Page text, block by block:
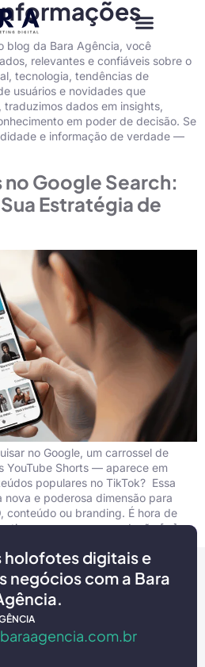
blog da Bara Agência, você
relevantes e confiáveis sobre o
tecnologia, tendências de
usuários e novidades que
dados em insights,
em poder de decisão. Se
e informação de verdade —
no Google Search:
Estratégia de
no Google, um carrossel de
YouTube Shorts — aparece em
populares no TikTok? Essa
e poderosa dimensão para
conteúdo ou branding. É hora de
e repensar a produção […]
holofotes digitais e
negócios com a Bara